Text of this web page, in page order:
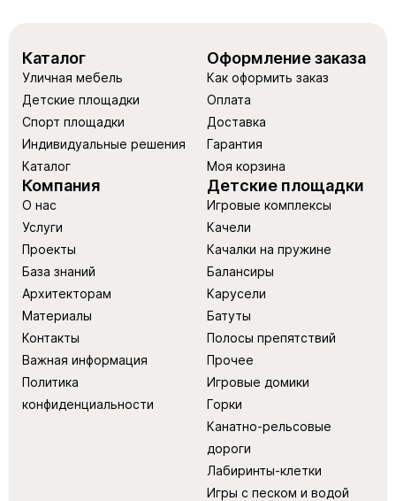
Каталог
Уличная мебель
Детские площадки
Спорт площадки
Индивидуальные решения
Каталог
Оформление заказа
Как оформить заказ
Оплата
Доставка
Гарантия
Моя корзина
Компания
О нас
Услуги
Проекты
База знаний
Архитекторам
Материалы
Контакты
Важная информация
Политика
конфиденциальности
Детские площадки
Игровые комплексы
Качели
Качалки на пружине
Балансиры
Карусели
Батуты
Полосы препятствий
Прочее
Игровые домики
Горки
Канатно-рельсовые
дороги
Лабиринты-клетки
Игры с песком и водой